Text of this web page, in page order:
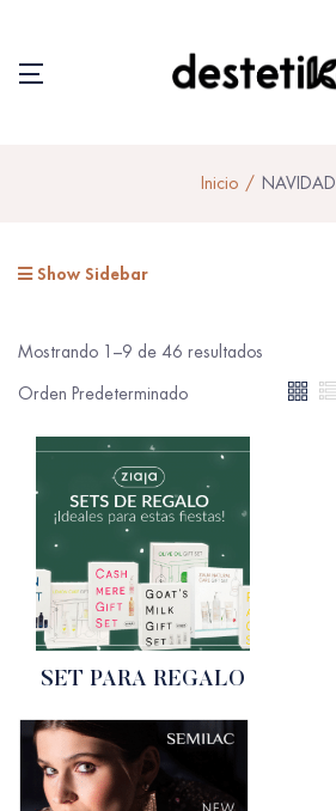
Inicio NAVIDAD
Show Sidebar
Mostrando 1–9 de 46 resultados
SET PARA REGALO